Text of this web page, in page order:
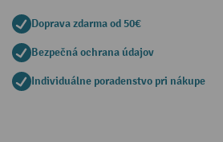
Doprava zdarma od 50€
Bezpečná ochrana údajov
Individuálne poradenstvo pri nákupe